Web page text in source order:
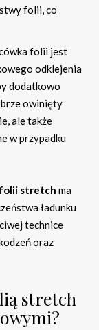
folii, co
folii jest
odklejenia
dodatkowo
owinięty
ale także
w przypadku
stretch ma
ładunku
technice
oraz
stretch